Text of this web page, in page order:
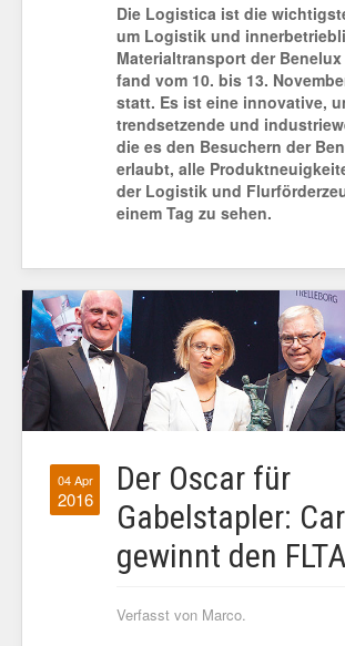
Die Logistica ist die
um Logistik und
Materialtransport der Benelux
fand vom 10. bis 13.
statt. Es ist eine innovative,
trendsetzende und
die es den Besuchern der
erlaubt, alle
der Logistik und
einem Tag zu sehen.
04 Apr
2016
Der Oscar für
Gabelstapler:
gewinnt den
Verfasst von Marco.